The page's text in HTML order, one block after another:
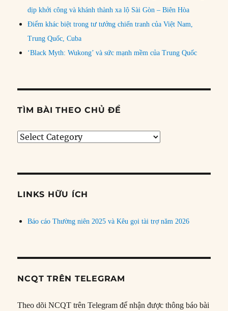
dịp khởi công và khánh thành xa lộ Sài Gòn – Biên Hòa
Điểm khác biệt trong tư tưởng chiến tranh của Việt Nam,
Trung Quốc, Cuba
‘Black Myth: Wukong’ và sức mạnh mềm của Trung Quốc
TÌM BÀI THEO CHỦ ĐỀ
Tìm
đề
LINKS HỮU ÍCH
Báo cáo Thường niên 2025 và Kêu gọi tài trợ năm 2026
NCQT TRÊN TELEGRAM
Theo dõi NCQT trên Telegram để nhận được thông báo bài